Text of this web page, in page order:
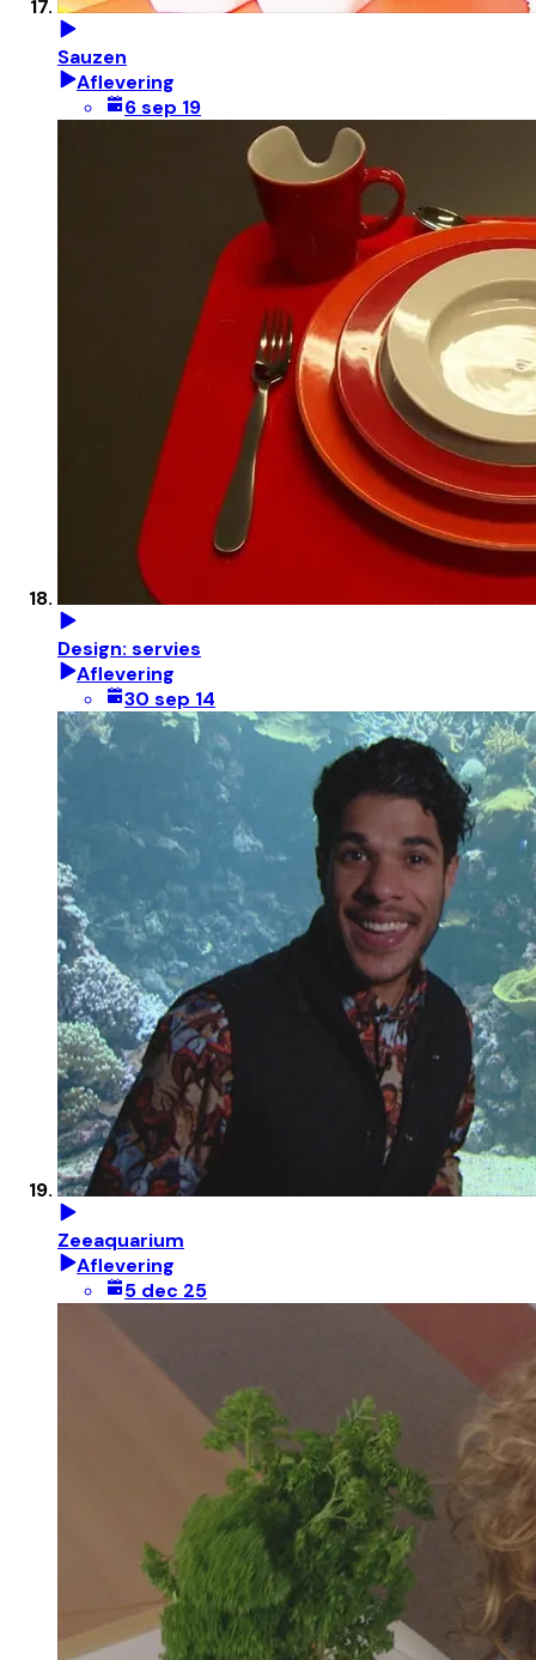
Sauzen
Aflevering
6 sep 19
Design: servies
Aflevering
30 sep 14
Zeeaquarium
Aflevering
5 dec 25